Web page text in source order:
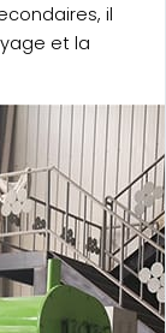
il
et la